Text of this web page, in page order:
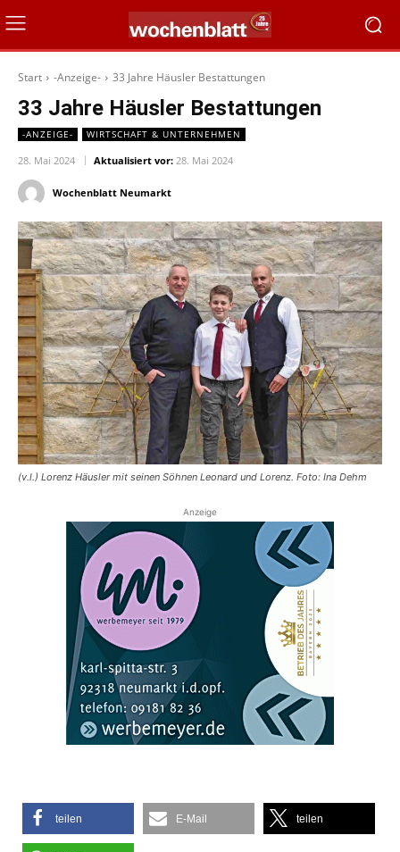
Start -Anzeige- 33 Jahre Häusler Bestattungen
33 Jahre Häusler Bestattungen
-ANZEIGE- WIRTSCHAFT & UNTERNEHMEN
28. Mai 2024 Aktualisiert vor: 28. Mai 2024
Wochenblatt Neumarkt
(v.l.) Lorenz Häusler mit seinen Söhnen Leonard und Lorenz. Foto: Ina Dehm
Anzeige
teilen E-Mail teilen